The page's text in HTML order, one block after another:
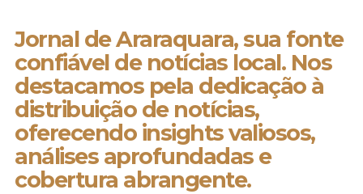
Jornal de Araraquara, sua fonte
confiável de notícias local. Nos
destacamos pela dedicação à
distribuição de notícias,
oferecendo insights valiosos,
análises aprofundadas e
cobertura abrangente.